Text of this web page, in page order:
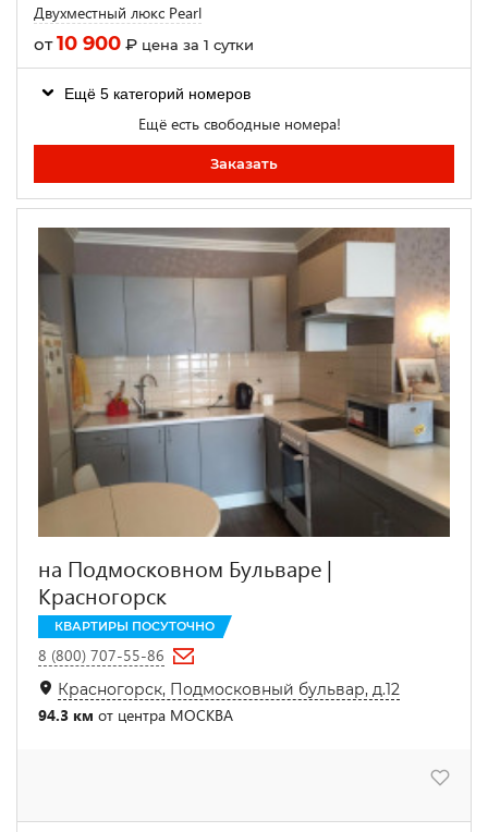
Двухместный люкс Pearl
от10 900 ₽ цена за 1 сутки
Ещё 5 категорий номеров
Ещё есть свободные номера!
Заказать
на Подмосковном Бульваре |
Красногорск
КВАРТИРЫ ПОСУТОЧНО
8 (800) 707-55-86
Красногорск, Подмосковный бульвар, д.12
94.3 км от центра МОСКВА